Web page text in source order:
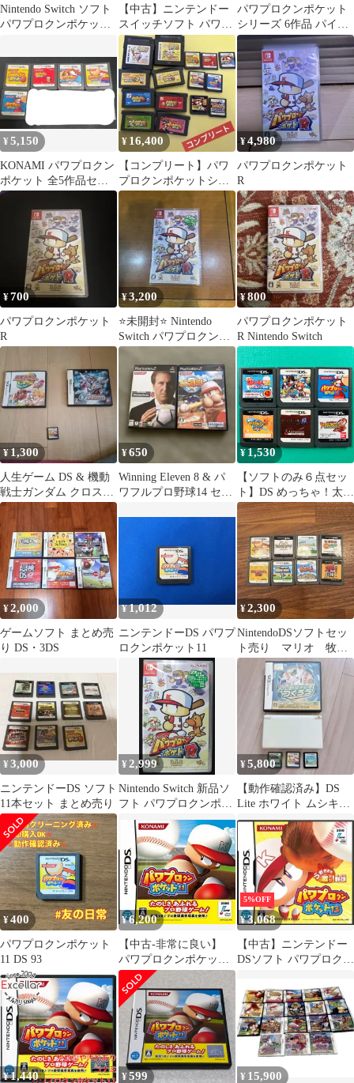
Nintendo Switch ソフト
パワプロクンポケット
【中古】ニンテンドー
スイッチソフト パワプ
ロクンポケットR
パワプロクンポケット
シリーズ 6作品 パイロ
ットになろう！2
¥5,150
KONAMI パワプロクン
ポケット 全5作品セッ
ト
¥ 16,400
【コンプリート】パワ
プロクンポケットシリ
ーズ1〜14&無印、
2【動作確認済み】
¥4,980
パワプロクンポケット
R
¥700
パワプロクンポケット
R
¥3,200
⭐️未開封⭐️ Nintendo
Switch パワプロクンポ
ケットR
¥800
パワプロクンポケット
R Nintendo Switch
¥ 1,300
人生ゲーム DS & 機動
戦士ガンダム クロスド
ライブなど
¥650
Winning Eleven 8 & パ
ワフルプロ野球14 セッ
¥1,530
【ソフトのみ６点セッ
ト】DS めっちゃ！太鼓
の達人DS ７つの島の大
冒険 サモンナイト ツイ
ンエイジ～精霊たちの
共鳴～ パワプロクンポ
ケット12 イナズマイレ
ブン2 脅威の侵略者 フ
ァイア ひぐらしのなく
頃に絆 オール仮面ライ
ダー2
¥2,000
ゲームソフト まとめ売
り DS・3DS
¥1,012
ニンテンドーDS パワプ
ロクンポケット11
¥2,300
NintendoDSソフトセッ
ト売り マリオ 牧場
物語 どうぶつの森
パワプロ
¥3,000
ニンテンドーDS ソフト
11本セット まとめ売り
¥2,999
Nintendo Switch 新品ソ
フト パワプロクンポケ
ットR 2大早期購入特典
(有効期限は不明) 株式
会社 コナミデジタルエ
ンタテインメント
¥5,800
【動作確認済み】DS
Lite ホワイト ムシキン
グ ほか4本セット
¥400
パワプロクンポケット
11 DS 93
¥6,200
【中古-非常に良い】
パワプロクンポケット
11
5%OFF
¥3,068
【中古】ニンテンドー
DSソフト パワプロクン
¥1,440 ¥599 ¥ 15,900